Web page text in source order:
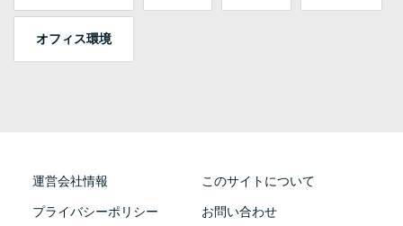
オフィス環境
運営会社情報 このサイトについて
プライバシーポリシー お問い合わせ